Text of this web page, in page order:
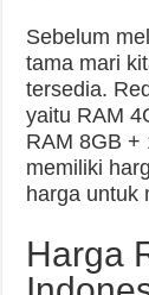
Sebelum
tama mari
tersedia.
yaitu RAM
RAM 8GB +
memiliki
harga untuk
Harga